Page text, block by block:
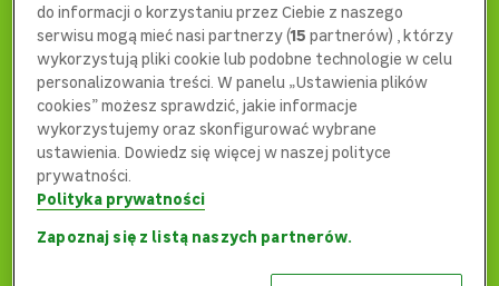
404
Ups... Coś poszło nie tak...
do informacji o korzystaniu przez Ciebie z naszego
serwisu mogą mieć nasi partnerzy (15 partnerów) , którzy
wykorzystują pliki cookie lub podobne technologie w celu
personalizowania treści. W panelu „Ustawienia plików
cookies” możesz sprawdzić, jakie informacje
wykorzystujemy oraz skonfigurować wybrane
ustawienia. Dowiedz się więcej w naszej polityce
prywatności.
Polityka prywatności
Zapoznaj się z listą naszych partnerów.